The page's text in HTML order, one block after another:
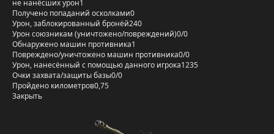
не нанёсших урон1
Получено попаданий осколками0
Урон, заблокированный бронёй240
Урон союзникам (уничтожено/повреждений)0/0
Обнаружено машин противника1
Повреждено/уничтожено машин противника0/0
Урон, нанесённый с помощью данного игрока1235
Очки захвата/защиты базы0/0
Пройдено километров0,75
Закрыть